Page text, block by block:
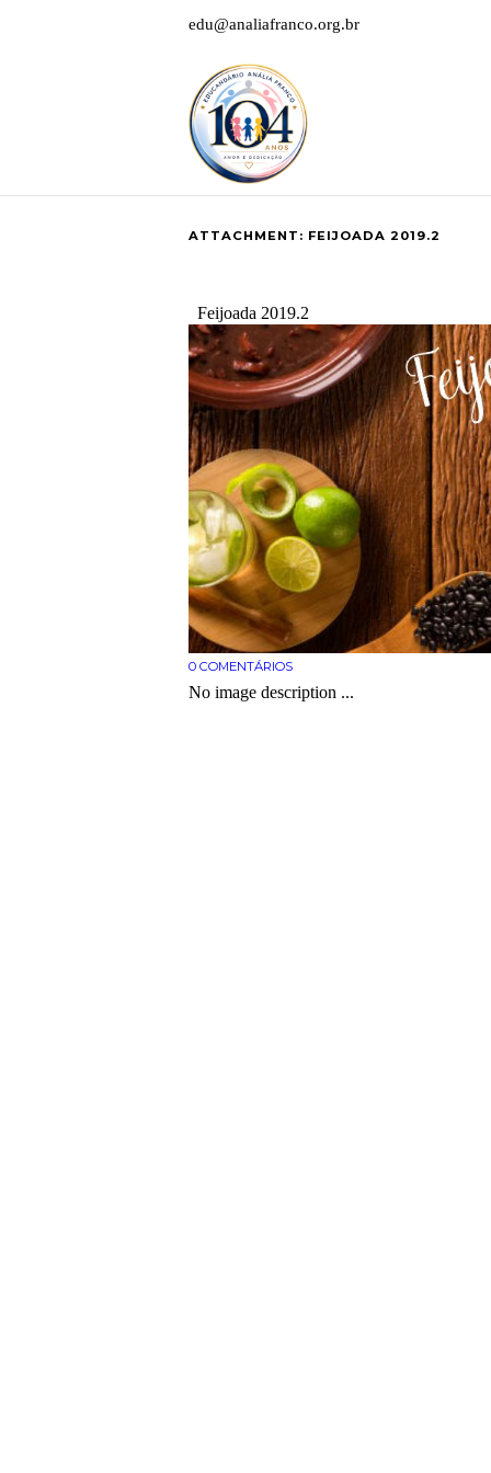
edu@analiafranco.org.br
ATTACHMENT: FEIJOADA 2019.2
Feijoada 2019.2
0 COMENTÁRIOS
No image description ...